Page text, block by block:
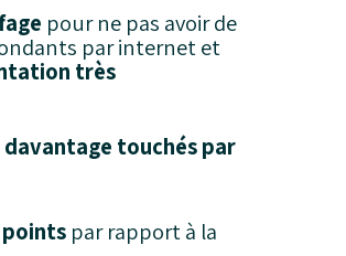
pour ne pas avoir de
par internet et
très
davantage touchés par
pointspar rapport à la